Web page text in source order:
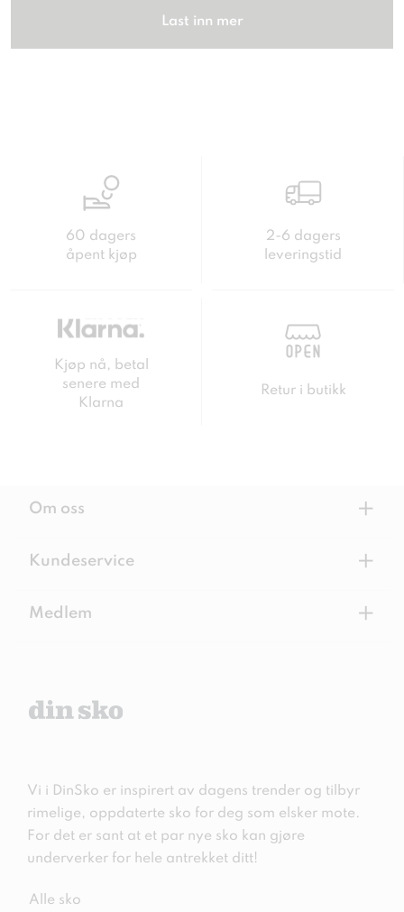
Last inn mer
60 dagers
åpent kjøp
2-6 dagers
leveringstid
Kjøp nå, betal
senere med
Klarna
Retur i butikk
Om oss +
Kundeservice +
Medlem +
Vi i DinSko er inspirert av dagens trender og tilbyr
rimelige, oppdaterte sko for deg som elsker mote.
For det er sant at et par nye sko kan gjøre
underverker for hele antrekket ditt!
Alle sko